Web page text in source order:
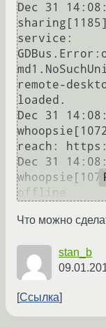
Dec 31
service:
remote-
loaded.
Dec 31
reach:
Dec 31
offline
Что можно
stan_b
Ссылка